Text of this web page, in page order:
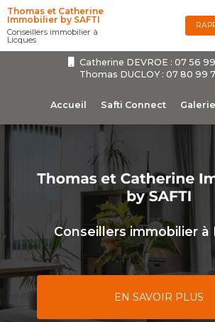
Aller
au
contenu
principal
Catherine DEVROE :07 56
Thomas DUCLOY : 07 80 99
Accueil Safti Connect Galerie
Thomas et Catherine
Immobilier by SAFTI
Conseillers immobilier à
Licques
Conseillers immobilier à
EN SAVOIR PLUS